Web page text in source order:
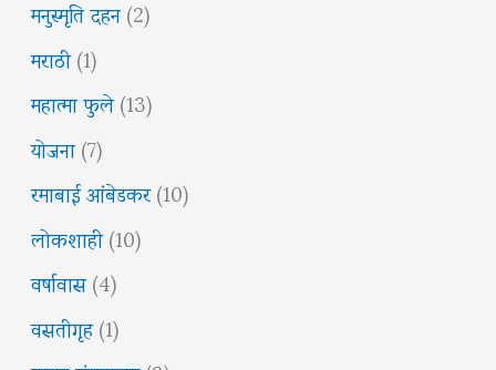
मनुस्मृति दहन(2)
मराठी(1)
महात्मा फुले(13)
योजना(7)
रमाबाई आंबेडकर(10)
लोकशाही(10)
वर्षावास(4)
वसतीगृह(1)